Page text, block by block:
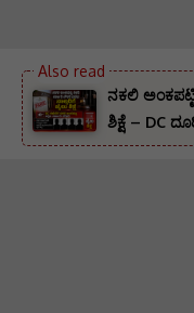
ನಕಲಿ
ಶಿಕ್ಷೆ – DC